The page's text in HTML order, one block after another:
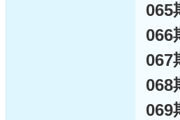
065
066
067
068
069